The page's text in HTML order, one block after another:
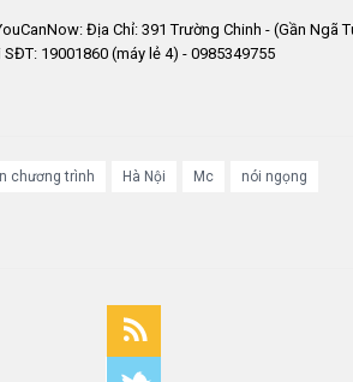
Địa Chỉ: 391 Trường Chinh - (Gần Ngã
SĐT: 19001860 (máy lẻ 4) - 0985349755
chương trình Hà Nội Mc nói ngọng